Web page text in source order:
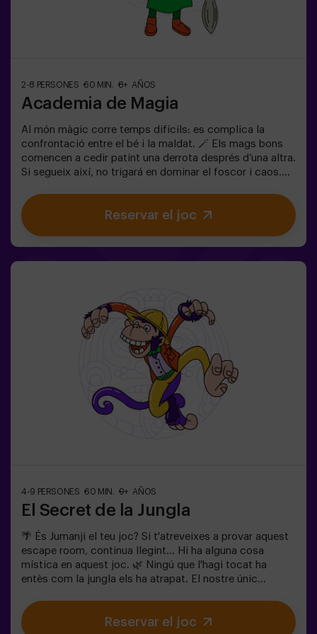
2-8 PERSONES 60 MIN. 8+ AÑOS
Academia de Magia
Al món màgic corre temps difícils: es complica la
confrontació entre el bé i la maldat. 🪄 Els mags bons
comencen a cedir patint una derrota després d’una altra.
Si segueix així, no trigará en dominar el foscor i caos.
poder de la pedra filosofal. Però primer s'ha de crear i
ningú ho ha aconseguit encara en tota la historia de la
màgia! Us espera la misió complicada de salvar el
monitor (consulta'ns les condicions).⚠️ Passes estrets
⚠️ 🧩 Nivell de dificultat: fàcil.
Reservar el joc
4-9 PERSONES 60 MIN. 9+ AÑOS
El Secret de la Jungla
🌴 És Jumanji el teu joc? Si t'atreveixes a provar aquest
escape room, continua llegint... Hi ha alguna cosa
mística en aquest joc. 🌿 Ningú que l'hagi tocat ha
entès com la jungla els ha atrapat. El nostre únic
De veritat us pensàveu que seria fàcil escapar de la
jungla? 🐒⚡ En aquest escape room d’adrenalina
Reservar el joc